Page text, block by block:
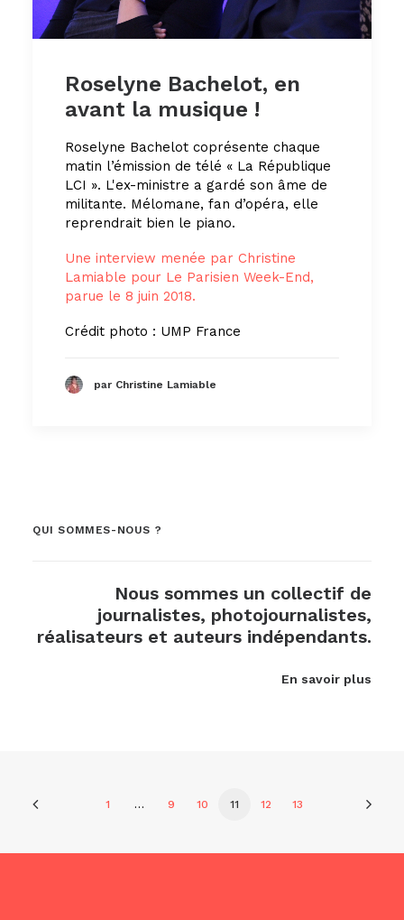
Roselyne Bachelot, en
avant la musique !
Roselyne Bachelot coprésente chaque
matin l’émission de télé « La République
LCI ». L'ex-ministre a gardé son âme de
militante. Mélomane, fan d’opéra, elle
reprendrait bien le piano.
Une interview menée par Christine
Lamiable pour Le Parisien Week-End,
parue le 8 juin 2018.
Crédit photo : UMP France
par Christine Lamiable
QUI SOMMES-NOUS ?
Nous sommes un collectif de
journalistes, photojournalistes,
réalisateurs et auteurs indépendants.
En savoir plus
1 … 9 10 11 12 13